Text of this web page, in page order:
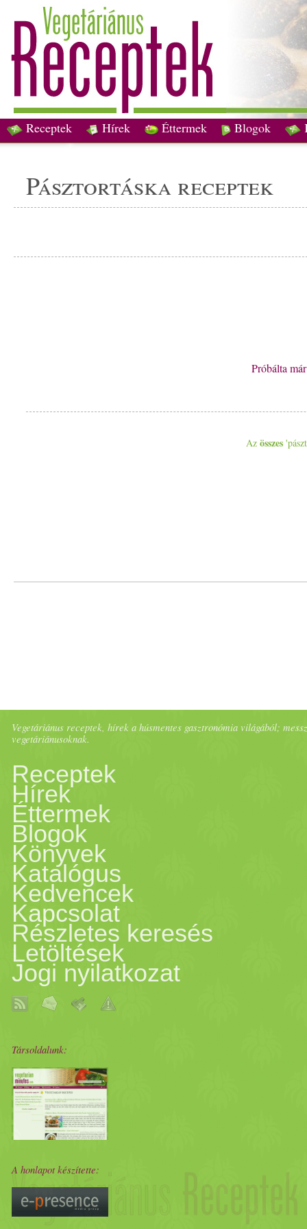
Receptek Hírek Éttermek Blogok
pásztortáska receptek
Próbálta
Az összes
Vegetáriánus receptek, hírek a húsmentes gasztronómia világából;
vegetáriánusoknak.
Receptek
Hírek
Éttermek
Blogok
Könyvek
Katalógus
Kedvencek
Kapcsolat
Részletes keresés
Letöltések
Jogi nyilatkozat
Társoldalunk:
A honlapot készítette: